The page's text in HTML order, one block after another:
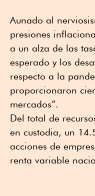
Aunado al
presiones
a un alza de las
esperado y los
respecto a la
proporcionaron
mercados”.
Del total de
en custodia, un
acciones de
renta variable